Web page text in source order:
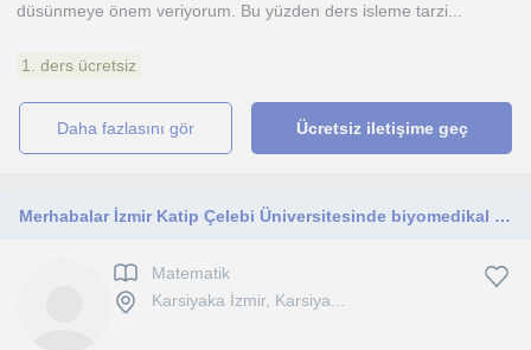
düsünmeye önem veriyorum. Bu yüzden ders isleme tarzi...
1. ders ücretsiz
daha fazlasını gör Ücretsiz iletişime geç
Merhabalar İzmir Katip Çelebi Üniversitesinde biyomedikal mühendisliği okuyorum 3. sınıfım matematik özel ders veriyorum.
Matematik
Karsiyaka İzmir, Karsiya...